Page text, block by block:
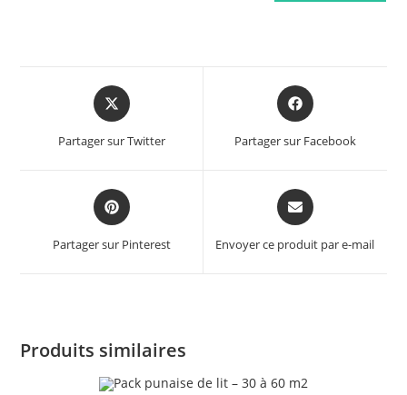
Opens
in
new
Partager sur Twitter
Opens
in
new
Partager sur Facebook
Opens
in
new
Partager sur Pinterest
Opens
in
new
Envoyer ce produit par e-mail
Produits similaires